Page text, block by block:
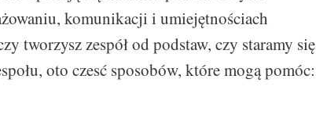
komunikacji i umiejętnościach
tworzysz zespół od podstaw, czy staramy się
oto czesć sposobów, które mogą pomóc: